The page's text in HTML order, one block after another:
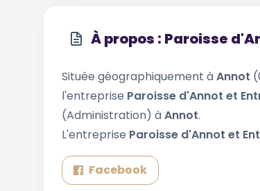
À propos : Paroisse
Située géographiquement àAnnot
l'entreprise Paroisse d'Annot et
(Administration) àAnnot.
L'entreprise Paroisse d'Annot et
Facebook